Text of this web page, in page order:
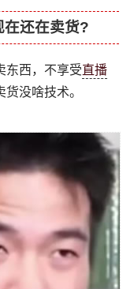
在还在卖货?
东西，不享受直播
没啥技术。